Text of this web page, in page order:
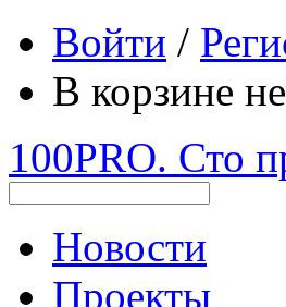
Войти /
В корзине
100PRO. Сто
Новости
Проекты